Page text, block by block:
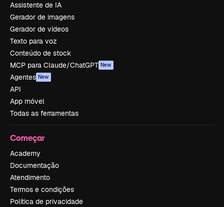
Assistente de IA
Gerador de imagens
Gerador de vídeos
Texto para voz
Conteúdo de stock
MCP para Claude/ChatGPT New
Agentes New
API
App móvel
Todas as ferramentas
Começar
Academy
Documentação
Atendimento
Termos e condições
Política de privacidade